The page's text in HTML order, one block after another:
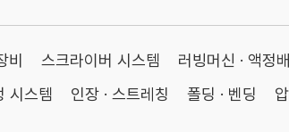
비 스크라이버 시스템 러빙머신 · 액정
시스템 인장 · 스트레칭 폴딩 · 벤딩